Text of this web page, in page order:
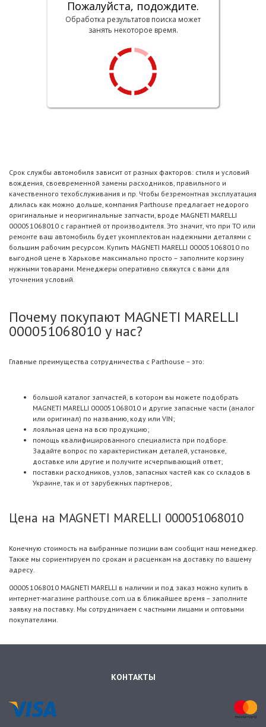
Пожалуйста, подождите.
Обработка результатов поиска может
занять некоторое время.
Срок службы автомобиля зависит от разных факторов: стиля и условий
вождения, своевременной замены расходников, правильного и
качественного техобслуживания и пр. Чтобы безремонтная эксплуатация
длилась как можно дольше, компания Parthouse предлагает недорого
оригинальные и неоригинальные запчасти, вроде MAGNETI MARELLI
000051068010 с гарантией от производителя. Это значит, что при ТО или
ремонте ваш автомобиль будет укомплектован надежными деталями с
большим рабочим ресурсом. Купить MAGNETI MARELLI 000051068010 по
выгодной цене в Харькове максимально просто – заполните корзину
нужными товарами. Менеджеры оперативно свяжутся с вами для
уточнения условий.
Почему покупают MAGNETI MARELLI
000051068010 у нас?
Главные преимущества сотрудничества с Parthouse – это:
большой каталог запчастей, в котором вы можете подобрать
MAGNETI MARELLI 000051068010 и другие запасные части (аналог
или оригинал) по названию, коду или VIN;
лояльная цена на всю продукцию;
помощь квалифицированного специалиста при подборе.
Задайте вопрос по характеристикам деталей, установке,
доставке или другие и получите исчерпывающий ответ;
поставки расходников, узлов, запасных частей как со складов в
Украине, так и от зарубежных партнеров;
Цена на MAGNETI MARELLI 000051068010
Конечную стоимость на выбранные позиции вам сообщит наш менеджер.
Также мы сориентируем по срокам и расценкам на доставку по вашему
адресу.
000051068010 MAGNETI MARELLI в наличии и под заказ можно купить в
интернет-магазине parthouse.com.ua в ближайшее время – заполните
заявку на поставку. Мы сотрудничаем с частными лицами и оптовыми
покупателями.
КОНТАКТЫ